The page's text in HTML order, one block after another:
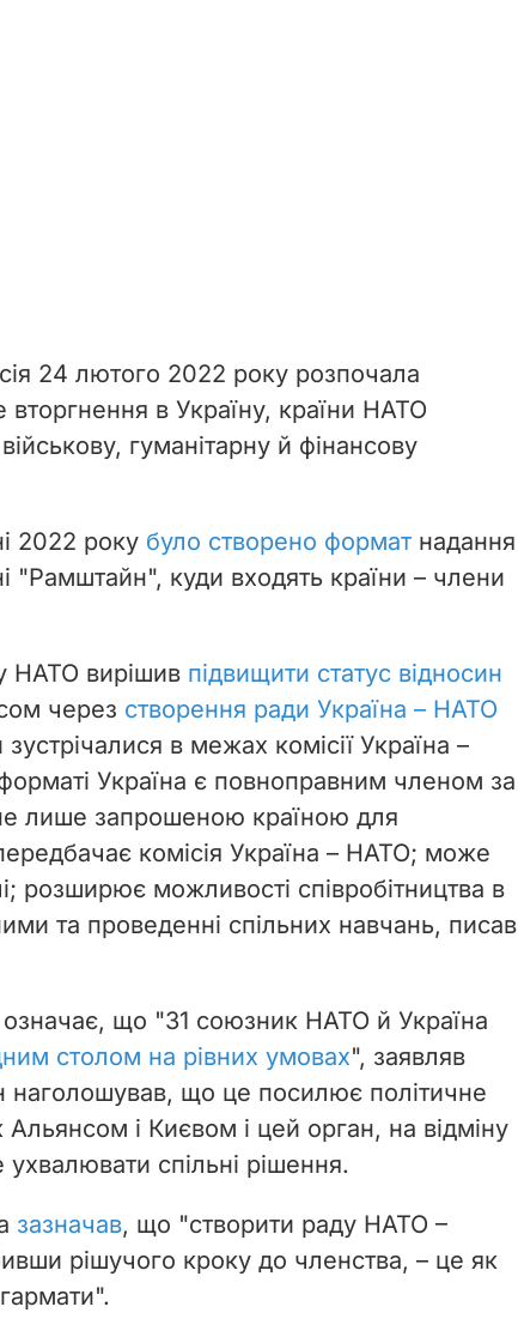
24 лютого 2022 року розпочала
в Україну, країни НАТО
гуманітарну й фінансову
2022 року було створено форматнадання
"Рамштайн", куди входять країни – члени
НАТО вирішив підвищити статус відносин
через створення ради Україна – НАТО
в межах комісії Україна –
Україна є повноправним членом за
лише запрошеною країною для
комісія Україна – НАТО; може
розширює можливості співробітництва в
та проведенні спільних навчань, писав
що "31 союзник НАТО й Україна
столом на рівних умовах", заявляв
наголошував, що це посилює політичне
Альянсом і Києвом і цей орган, на відміну
ухвалювати спільні рішення.
зазначав, що "створити раду НАТО –
рішучого кроку до членства, – це як